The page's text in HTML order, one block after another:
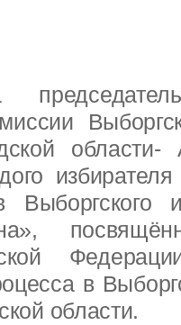
Выборгского
в
области.